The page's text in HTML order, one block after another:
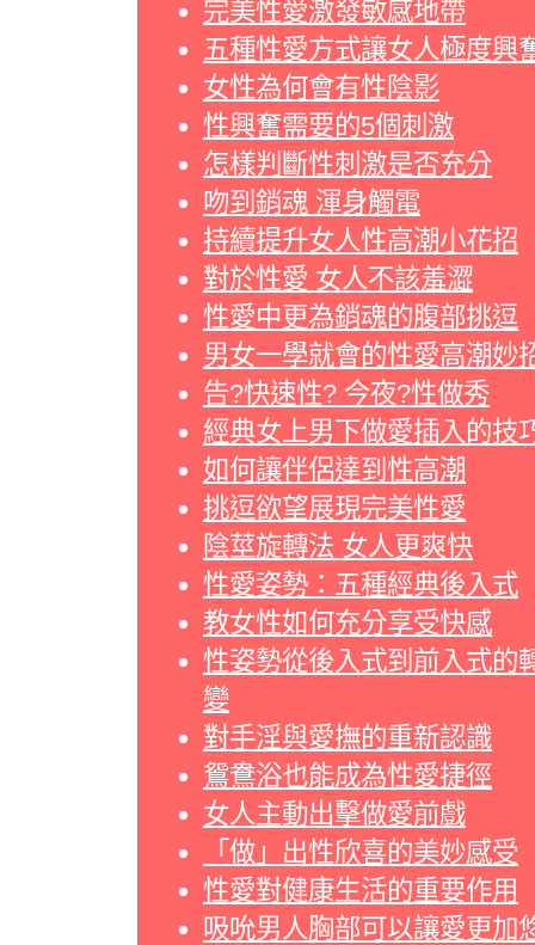
完美性愛激發敏感地帶
五種性愛方式讓女人極度興
女性為何會有性陰影
性興奮需要的5個刺激
怎樣判斷性刺激是否充分
吻到銷魂 渾身觸電
持續提升女人性高潮小花招
對於性愛 女人不該羞澀
性愛中更為銷魂的腹部挑逗
男女一學就會的性愛高潮妙
告?快速性? 今夜?性做秀
經典女上男下做愛插入的技
如何讓伴侶達到性高潮
挑逗欲望展現完美性愛
陰莖旋轉法 女人更爽快
性愛姿勢：五種經典後入式
教女性如何充分享受快感
性姿勢從後入式到前入式的
變
對手淫與愛撫的重新認識
鴛鴦浴也能成為性愛捷徑
女人主動出擊做愛前戲
「做」出性欣喜的美妙感受
性愛對健康生活的重要作用
吸吮男人胸部可以讓愛更加